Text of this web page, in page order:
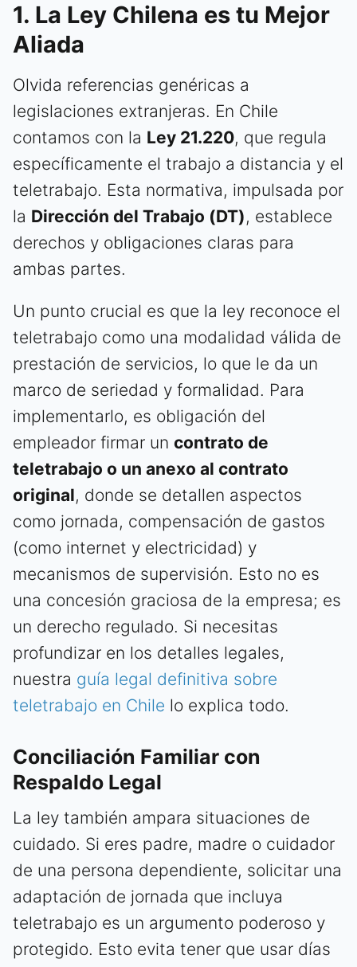
1. La Ley Chilena es tu Mejor
Aliada
Olvida referencias genéricas a
legislaciones extranjeras. En Chile
contamos con la Ley 21.220, que regula
específicamente el trabajo a distancia y el
teletrabajo. Esta normativa, impulsada por
la Dirección del Trabajo (DT), establece
derechos y obligaciones claras para
ambas partes.
Un punto crucial es que la ley reconoce el
teletrabajo como una modalidad válida de
prestación de servicios, lo que le da un
marco de seriedad y formalidad. Para
implementarlo, es obligación del
empleador firmar un contrato de
teletrabajo o un anexo al contrato
original, donde se detallen aspectos
como jornada, compensación de gastos
(como internet y electricidad) y
mecanismos de supervisión. Esto no es
una concesión graciosa de la empresa; es
un derecho regulado. Si necesitas
profundizar en los detalles legales,
nuestra guía legal definitiva sobre
teletrabajo en Chile lo explica todo.
Conciliación Familiar con
Respaldo Legal
La ley también ampara situaciones de
cuidado. Si eres padre, madre o cuidador
de una persona dependiente, solicitar una
adaptación de jornada que incluya
teletrabajo es un argumento poderoso y
protegido. Esto evita tener que usar días